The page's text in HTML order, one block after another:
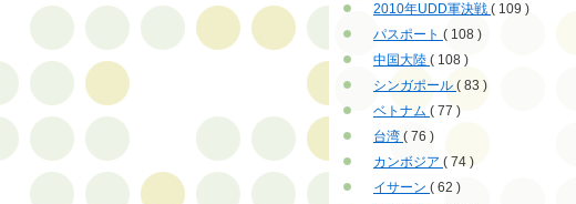
2010年UDD軍決戦 ( 109 )
パスポート ( 108 )
中国大陸 ( 108 )
シンガポール ( 83 )
ベトナム ( 77 )
台湾 ( 76 )
カンボジア ( 74 )
イサーン ( 62 )